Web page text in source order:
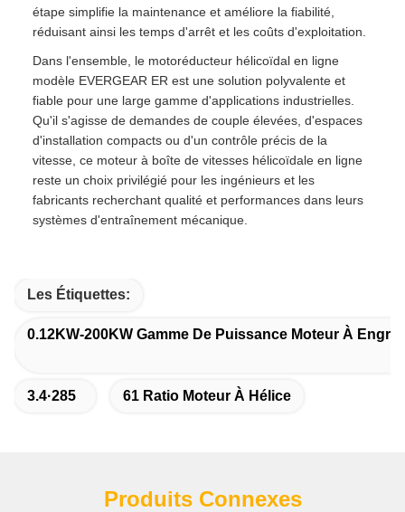
étape simplifie la maintenance et améliore la fiabilité,
réduisant ainsi les temps d'arrêt et les coûts d'exploitation.
Dans l'ensemble, le motoréducteur hélicoïdal en ligne
modèle EVERGEAR ER est une solution polyvalente et
fiable pour une large gamme d'applications industrielles.
Qu'il s'agisse de demandes de couple élevées, d'espaces
d'installation compacts ou d'un contrôle précis de la
vitesse, ce moteur à boîte de vitesses hélicoïdale en ligne
reste un choix privilégié pour les ingénieurs et les
fabricants recherchant qualité et performances dans leurs
systèmes d'entraînement mécanique.
Les Étiquettes:
0.12KW-200KW Gamme De Puissance Moteur À
3.4·285 61 Ratio Moteur À Hélice
Produits Connexes